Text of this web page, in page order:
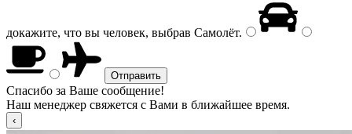
докажите, что вы человек, выбрав Самолёт.
Спасибо за Ваше сообщение!
Наш менеджер свяжется с Вами в ближайшее время.